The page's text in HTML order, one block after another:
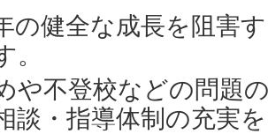
の健全な成長を阻害
。
や不登校などの問題
談・指導体制の充実